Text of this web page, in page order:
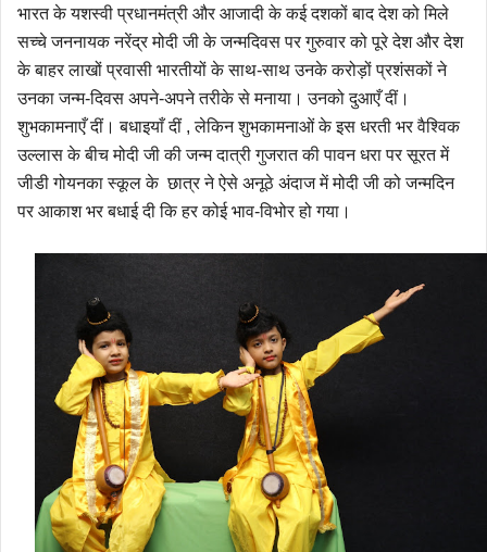
भारत के यशस्वी प्रधानमंत्री और आजादी के कई दशकों बाद देश को मिले
सच्चे जननायक नरेंद्र मोदी जी के जन्मदिवस पर गुरुवार को पूरे देश और देश
के बाहर लाखों प्रवासी भारतीयों के साथ-साथ उनके करोड़ों प्रशंसकों ने
उनका जन्म-दिवस अपने-अपने तरीके से मनाया। उनको दुआएँ दीं।
शुभकामनाएँ दीं। बधाइयाँ दीं , लेकिन शुभकामनाओं के इस धरती भर वैश्विक
उल्लास के बीच मोदी जी की जन्म दात्री गुजरात की पावन धरा पर सूरत में
जीडी गोयनका स्कूल के छात्र ने ऐसे अनूठे अंदाज में मोदी जी को जन्मदिन
पर आकाश भर बधाई दी कि हर कोई भाव-विभोर हो गया।